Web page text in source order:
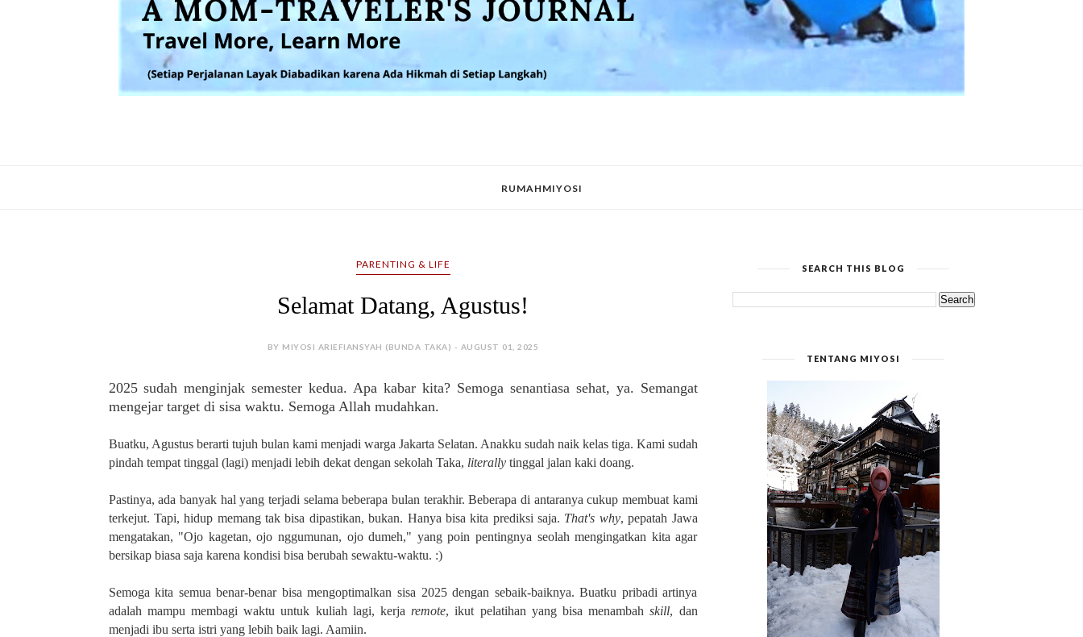
RUMAHMIYOSI
PARENTING & LIFE
Selamat Datang, Agustus!
BY MIYOSI ARIEFIANSYAH (BUNDA TAKA) - AUGUST 01, 2025
2025 sudah menginjak semester kedua. Apa kabar kita? Semoga senantiasa sehat, ya. Semangat
mengejar target di sisa waktu. Semoga Allah mudahkan.
Buatku, Agustus berarti tujuh bulan kami menjadi warga Jakarta Selatan. Anakku sudah naik kelas tiga. Kami sudah
pindah tempat tinggal (lagi) menjadi lebih dekat dengan sekolah Taka, literally tinggal jalan kaki doang.
Pastinya, ada banyak hal yang terjadi selama beberapa bulan terakhir. Beberapa di antaranya cukup membuat kami
terkejut. Tapi, hidup memang tak bisa dipastikan, bukan. Hanya bisa kita prediksi saja. That's why, pepatah Jawa
mengatakan, "Ojo kagetan, ojo nggumunan, ojo dumeh," yang poin pentingnya seolah mengingatkan kita agar
bersikap biasa saja karena kondisi bisa berubah sewaktu-waktu. :)
Semoga kita semua benar-benar bisa mengoptimalkan sisa 2025 dengan sebaik-baiknya. Buatku pribadi artinya
adalah mampu membagi waktu untuk kuliah lagi, kerja remote, ikut pelatihan yang bisa menambahskill, dan
menjadi ibu serta istri yang lebih baik lagi. Aamiin.
SEARCH THIS BLOG
TENTANG MIYOSI